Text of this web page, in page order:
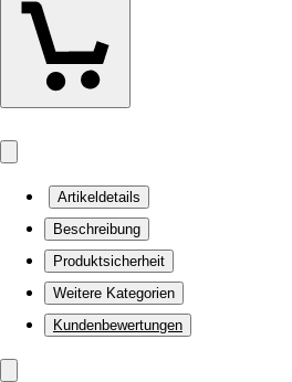
Artikeldetails
Beschreibung
Produktsicherheit
Weitere Kategorien
Kundenbewertungen